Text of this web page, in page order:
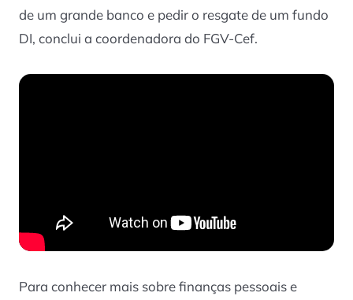
de um grande banco e pedir o resgate de um fundo
DI, conclui a coordenadora do FGV-Cef.
Para conhecer mais sobre finanças pessoais e